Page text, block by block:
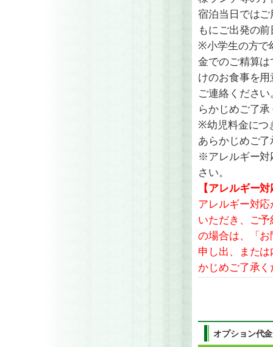
宿泊当日では
もにご出発の
※小学生の方で
金でのご精算
けのお食事を
ご連絡くださ
らかじめご了
※幼児料金につ
あらかじめご
※アレルギー対
さい。
【アレルギー
アレルギー対
いただき、ご
の場合は、「
申し出、また
かじめご了承
オプション代